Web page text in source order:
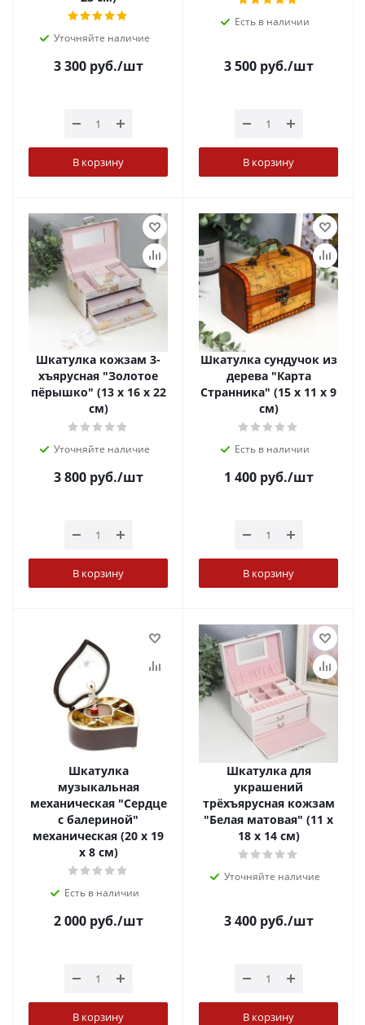
Уточняйте наличие
3 300руб./шт
В корзину
Есть в наличии
3 500руб./шт
В корзину
Шкатулка кожзам 3-
хъярусная "Золотое
пёрышко" (13 х 16 х 22
см)
Уточняйте наличие
3 800руб./шт
В корзину
Шкатулка сундучок из
дерева "Карта
Странника" (15 х 11 х 9
см)
Есть в наличии
1 400руб./шт
В корзину
Шкатулка
музыкальная
механическая "Сердце
с балериной"
механическая (20 х 19
х 8 см)
Есть в наличии
2 000руб./шт
В корзину
Шкатулка для
украшений
трёхъярусная кожзам
"Белая матовая" (11 х
18 х 14 см)
Уточняйте наличие
3 400руб./шт
В корзину